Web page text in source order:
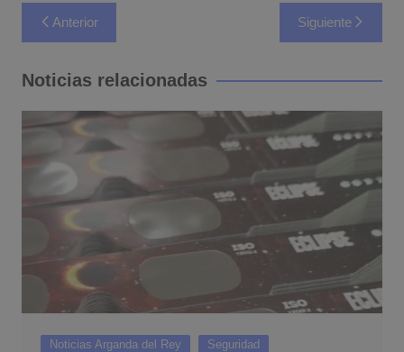
Navegación
de
entradas
Anterior Siguiente
Noticias relacionadas
Noticias Arganda del Rey Seguridad